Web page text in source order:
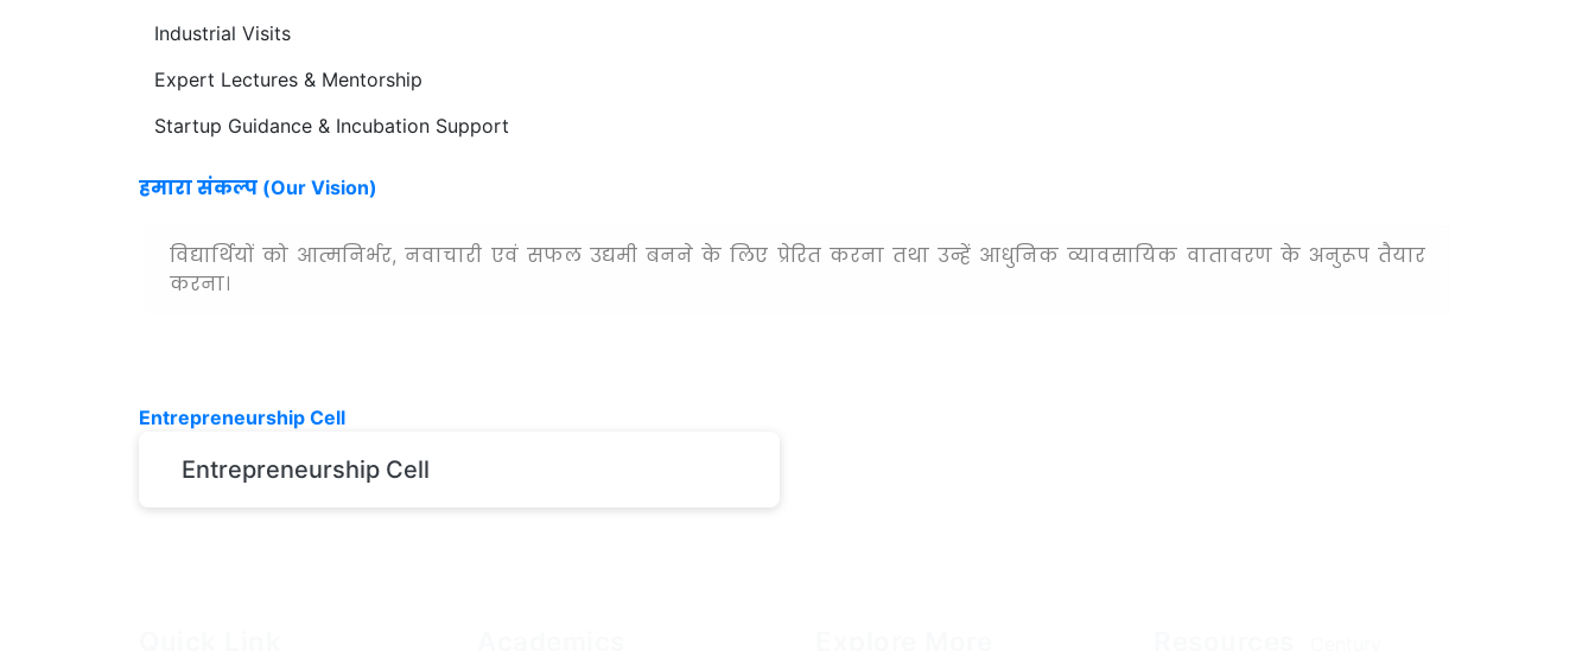
Industrial Visits
Expert Lectures & Mentorship
Startup Guidance & Incubation Support
हमारा संकल्प (Our Vision)
विद्यार्थियों को आत्मनिर्भर, नवाचारी एवं सफल उद्यमी बनने के लिए प्रेरित करना तथा उन्हें आधुनिक व्यावसायिक वातावरण के अनुरूप तैयार
करना।
Entrepreneurship Cell
Entrepreneurship Cell